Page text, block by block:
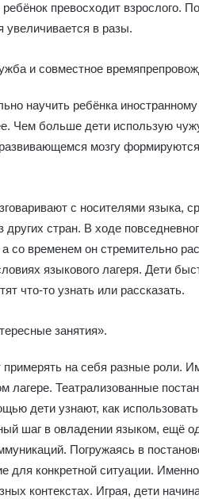
ребёнок превосходит взрослого.
увеличивается в разы.
и совместное
научить ребёнка
Чем больше дети использую
мозгу
с носителями языка,
других стран. В ходе
со временем он стремительно
языкового лагеря. Дети
что-то узнать или рассказать.
занятия».
на себя разные роли.
лагере. Театрализованные
дети узнают, как
шаг в овладении языком, ещё
Погружаясь в
для конкретной ситуации.
контекстах. Играя, дети